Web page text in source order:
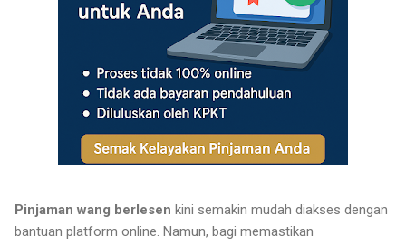
Pinjaman wang berlesen kini semakin mudah diakses dengan
bantuan platform online. Namun, bagi memastikan